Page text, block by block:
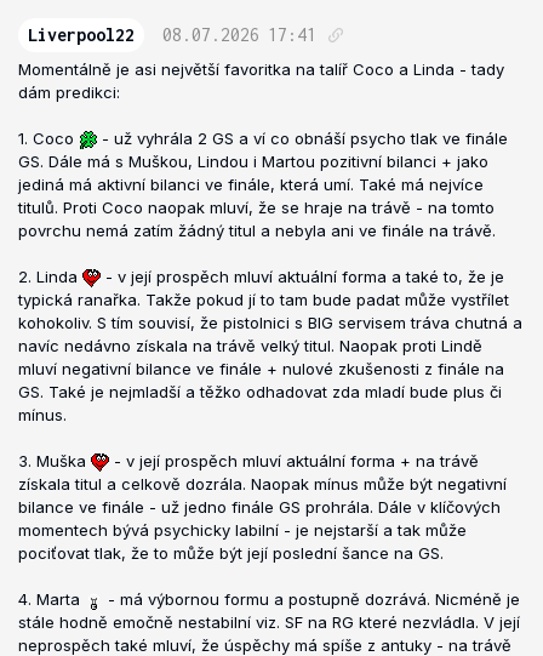
Liverpool22 08.07.2026 17:41
Momentálně je asi největší favoritka na talíř Coco a Linda - tady
dám predikci:
1. Coco
- už vyhrála 2 GS a ví co obnáší psycho tlak ve finále
GS. Dále má s Muškou, Lindou i Martou pozitivní bilanci + jako
jediná má aktivní bilanci ve finále, která umí. Také má nejvíce
titulů. Proti Coco naopak mluví, že se hraje na trávě - na tomto
povrchu nemá zatím žádný titul a nebyla ani ve finále na trávě.
2. Linda
- v její prospěch mluví aktuální forma a také to, že je
typická ranařka. Takže pokud jí to tam bude padat může vystřílet
kohokoliv. S tím souvisí, že pistolnici s BIG servisem tráva chutná a
navíc nedávno získala na trávě velký titul. Naopak proti Lindě
mluví negativní bilance ve finále + nulové zkušenosti z finále na
GS. Také je nejmladší a těžko odhadovat zda mladí bude plus či
mínus.
3. Muška
- v její prospěch mluví aktuální forma + na trávě
získala titul a celkově dozrála. Naopak mínus může být negativní
bilance ve finále - už jedno finále GS prohrála. Dále v klíčových
momentech bývá psychicky labilní - je nejstarší a tak může
pociťovat tlak, že to může být její poslední šance na GS.
4. Marta
- má výbornou formu a postupně dozrává. Nicméně je
stále hodně emočně nestabilní viz. SF na RG které nezvládla. V její
neprospěch také mluví, že úspěchy má spíše z antuky - na trávě